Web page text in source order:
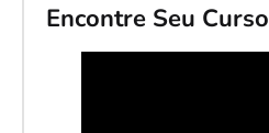
Encontre Seu Curso